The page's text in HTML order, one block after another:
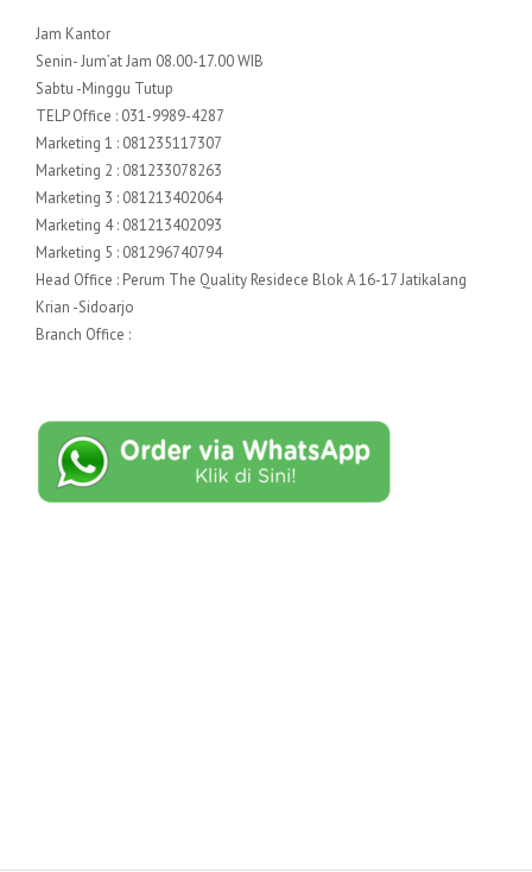
Jam Kantor
Senin- Jum’at Jam 08.00-17.00 WIB
Sabtu -Minggu Tutup
TELP Office : 031-9989-4287
Marketing 1 : 081235117307
Marketing 2 : 081233078263
Marketing 3 : 081213402064
Marketing 4 : 081213402093
Marketing 5 : 081296740794
Head Office : Perum The Quality Residece Blok A 16-17 Jatikalang
Krian -Sidoarjo
Branch Office :